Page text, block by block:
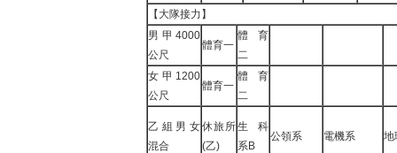
【大隊接力】
男甲4000
公尺
體育一
體育
二
女甲1200
公尺
體育一
體育
二
乙組男女
混合
休旅所
(乙)
生科
系B
公領系 電機系 地